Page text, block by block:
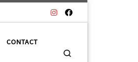
CONTACT